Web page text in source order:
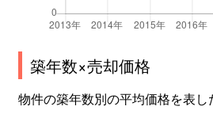
築年数×売却価格
物件の築年数別の平均価格を表し